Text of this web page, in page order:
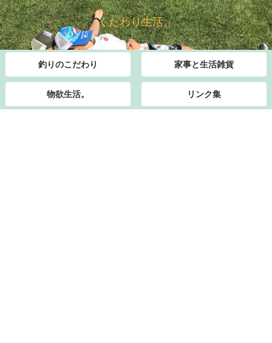
くだわり生活。
釣りのこだわり 家事と生活雑貨
物欲生活。 リンク集